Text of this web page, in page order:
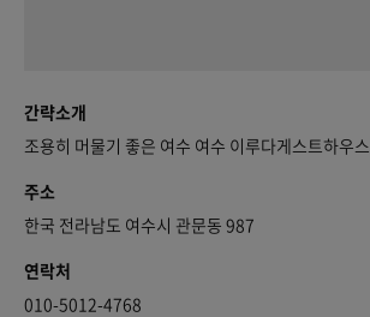
간략소개
조용히 머물기 좋은 여수 여수 이루다게스트하우스
주소
한국 전라남도 여수시 관문동 987
연락처
010-5012-4768